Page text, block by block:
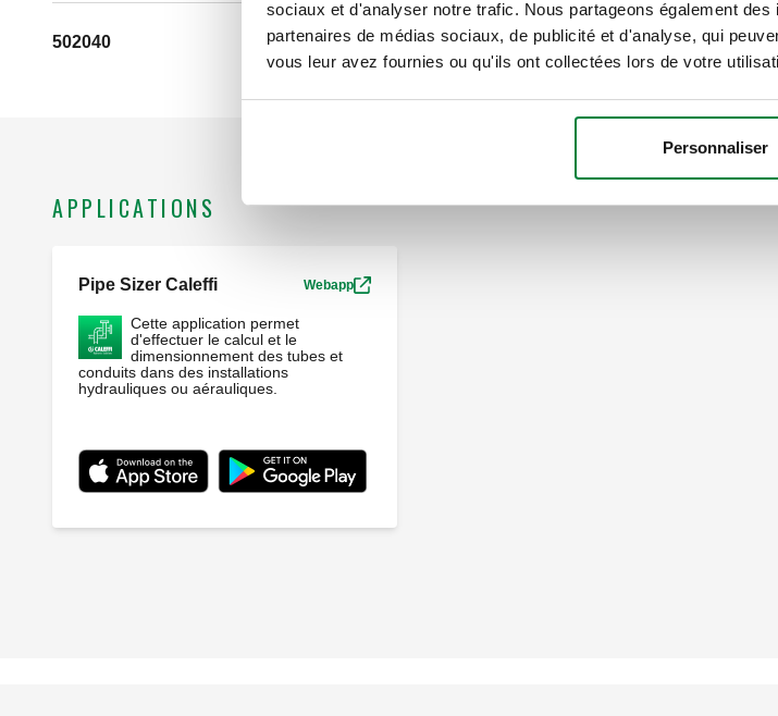
sociaux et d'analyser notre trafic. Nous partageons également
partenaires de médias sociaux, de publicité et d'analyse, qui
vous leur avez fournies ou qu'ils ont collectées lors de votre
Personnaliser
502040 G 1/2" A (ISO 228-1) M
APPLICATIONS
Pipe Sizer Caleffi Webapp
Cette application permet
d'effectuer le calcul et le
dimensionnement des tubes et
conduits dans des installations
hydrauliques ou aérauliques.